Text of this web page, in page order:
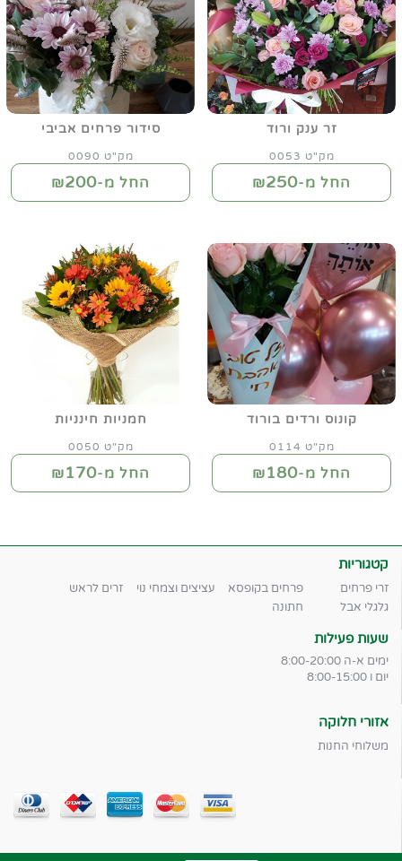
זר ענק ורוד
מק"ט 0053
החל מ-₪250
סידור פרחים אביבי
מק"ט 0090
החל מ-₪200
קונוס ורדים בורוד
מק"ט 0114
החל מ-₪180
חמניות חינניות
מק"ט 0050
החל מ-₪170
קטגוריות
זרי פרחים פרחים בקופסא עציצים וצמחי נוי
זרים לראש
גלגלי אבל
חתונה
שעות פעילות
ימים א-ה 8:00-20:00
יום ו 8:00-15:00
אזורי חלוקה
משלוחי החנות